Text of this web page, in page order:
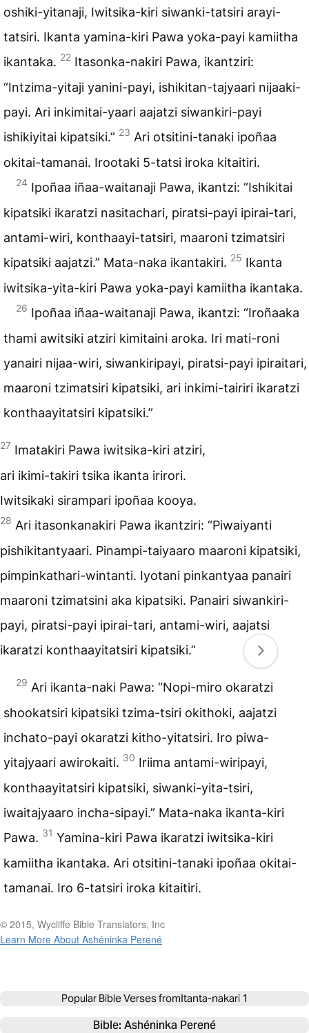
oshiki-yitanaji, Iwitsika-kiri siwanki-tatsiri arayi-
tatsiri. Ikanta yamina-kiri Pawa yoka-payi kamiitha
ikantaka. 22 Itasonka-nakiri Pawa, ikantziri:
“Intzima-yitaji yanini-payi, ishikitan-tajyaari nijaaki-
payi. Ari inkimitai-yaari aajatzi siwankiri-payi
ishikiyitai kipatsiki.” 23 Ari otsitini-tanaki ipoñaa
okitai-tamanai. Irootaki 5-tatsi iroka kitaitiri.
24 Ipoñaa iñaa-waitanaji Pawa, ikantzi: “Ishikitai
kipatsiki ikaratzi nasitachari, piratsi-payi ipirai-tari,
antami-wiri, konthaayi-tatsiri, maaroni tzimatsiri
kipatsiki aajatzi.” Mata-naka ikantakiri. 25 Ikanta
iwitsika-yita-kiri Pawa yoka-payi kamiitha ikantaka.
26 Ipoñaa iñaa-waitanaji Pawa, ikantzi: “Iroñaaka
thami awitsiki atziri kimitaini aroka. Iri mati-roni
yanairi nijaa-wiri, siwankiripayi, piratsi-payi ipiraitari,
maaroni tzimatsiri kipatsiki, ari inkimi-tairiri ikaratzi
konthaayitatsiri kipatsiki.”
27 Imatakiri Pawa iwitsika-kiri atziri,
ari ikimi-takiri tsika ikanta irirori.
Iwitsikaki sirampari ipoñaa kooya.
28 Ari itasonkanakiri Pawa ikantziri: “Piwaiyanti
pishikitantyaari. Pinampi-taiyaaro maaroni kipatsiki,
pimpinkathari-wintanti. Iyotani pinkantyaa panairi
maaroni tzimatsini aka kipatsiki. Panairi siwankiri-
payi, piratsi-payi ipirai-tari, antami-wiri, aajatsi
ikaratzi konthaayitatsiri kipatsiki.”
29 Ari ikanta-naki Pawa: “Nopi-miro okaratzi
shookatsiri kipatsiki tzima-tsiri okithoki, aajatzi
inchato-payi okaratzi kitho-yitatsiri. Iro piwa-
yitajyaari awirokaiti. 30 Iriima antami-wiripayi,
konthaayitatsiri kipatsiki, siwanki-yita-tsiri,
iwaitajyaaro incha-sipayi.” Mata-naka ikanta-kiri
Pawa. 31 Yamina-kiri Pawa ikaratzi iwitsika-kiri
kamiitha ikantaka. Ari otsitini-tanaki ipoñaa okitai-
tamanai. Iro 6-tatsiri iroka kitaitiri.
© 2015, Wycliffe Bible Translators, Inc
Learn More About Ashéninka Perené
Popular Bible Verses fromItanta-nakari 1
Bible: Ashéninka Perené